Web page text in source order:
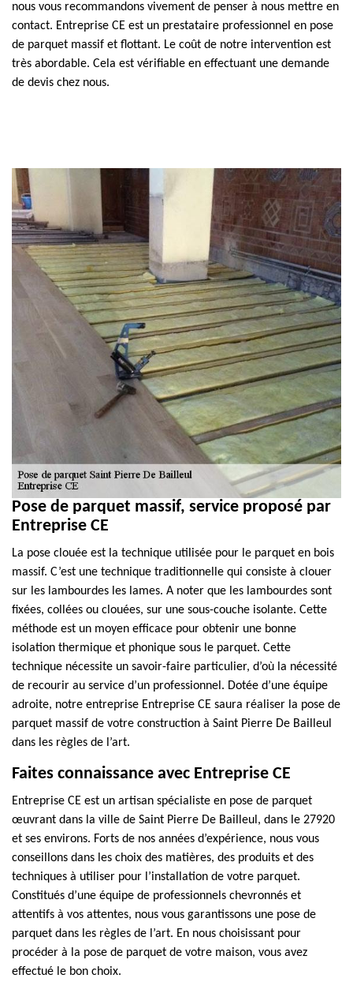
nous vous recommandons vivement de penser à nous mettre en
contact. Entreprise CE est un prestataire professionnel en pose
de parquet massif et flottant. Le coût de notre intervention est
très abordable. Cela est vérifiable en effectuant une demande
de devis chez nous.
Pose de parquet massif, service proposé par
Entreprise CE
La pose clouée est la technique utilisée pour le parquet en bois
massif. C’est une technique traditionnelle qui consiste à clouer
sur les lambourdes les lames. A noter que les lambourdes sont
fixées, collées ou clouées, sur une sous-couche isolante. Cette
méthode est un moyen efficace pour obtenir une bonne
isolation thermique et phonique sous le parquet. Cette
technique nécessite un savoir-faire particulier, d’où la nécessité
de recourir au service d’un professionnel. Dotée d’une équipe
adroite, notre entreprise Entreprise CE saura réaliser la pose de
parquet massif de votre construction à Saint Pierre De Bailleul
dans les règles de l’art.
Faites connaissance avec Entreprise CE
Entreprise CE est un artisan spécialiste en pose de parquet
œuvrant dans la ville de Saint Pierre De Bailleul, dans le 27920
et ses environs. Forts de nos années d’expérience, nous vous
conseillons dans les choix des matières, des produits et des
techniques à utiliser pour l’installation de votre parquet.
Constitués d’une équipe de professionnels chevronnés et
attentifs à vos attentes, nous vous garantissons une pose de
parquet dans les règles de l’art. En nous choisissant pour
procéder à la pose de parquet de votre maison, vous avez
effectué le bon choix.